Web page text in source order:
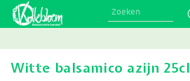
Skip
Witte balsamico azijn 25cl